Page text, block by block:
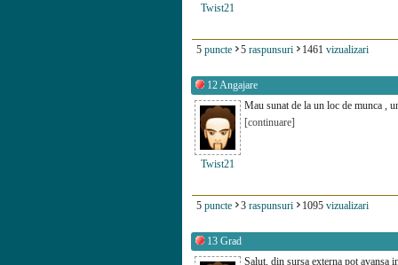
Twist21
5 puncte 5 raspunsuri 1461 vizualizari
12 Angajare
Twist21
Mau sunat de la un loc de munca ,
[continuare]
5 puncte 3 raspunsuri 1095 vizualizari
13 Grad
Salut, din sursa externa pot avansa